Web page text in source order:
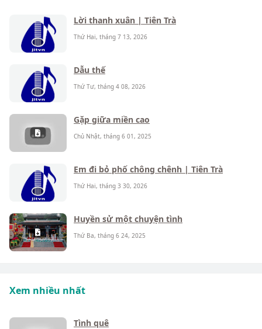
Lời thanh xuân | Tiên Trà
Thứ Hai, tháng 7 13, 2026
Dẫu thế
Thứ Tư, tháng 4 08, 2026
Gặp giữa miền cao
Chủ Nhật, tháng 6 01, 2025
Em đi bỏ phố chông chênh | Tiên Trà
Thứ Hai, tháng 3 30, 2026
Huyền sử một chuyện tình
Thứ Ba, tháng 6 24, 2025
Xem nhiều nhất
Tình quê